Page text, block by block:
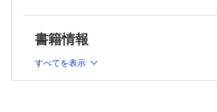
分過ぎてのんだらどうなるの？
Question 36 食間っていつ？どういう薬を食間
Question 37 空腹時の指示がある薬、お腹がす
んだけどいつのめばいいの？
Question 38 発作や症状を、即効で解決する
Question 10 2種類の坐剤を同時に使用して
中にでてしまったのですが、効果はありま
Question 12 ジェネリック医薬品、先発医
書籍情報
すべてを表示